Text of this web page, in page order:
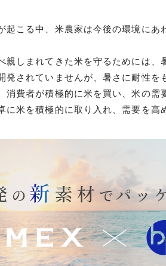
起こる中、米農家は今後の環境に
しまれてきた米を守るためには、
発されていませんが、暑さに耐性を
費者が積極的に米を買い、米の需
米を積極的に取り入れ、需要を高